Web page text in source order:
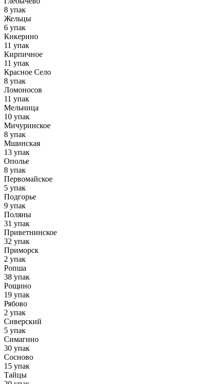
8 упак
Жельцы
6 упак
Кикерино
11 упак
Кирпичное
11 упак
Красное Село
8 упак
Ломоносов
11 упак
Мельница
10 упак
Мичуринское
8 упак
Мшинская
13 упак
Ополье
8 упак
Первомайское
5 упак
Подгорье
9 упак
Поляны
31 упак
Приветнинское
32 упак
Приморск
2 упак
Ропша
38 упак
Рощино
19 упак
Рябово
2 упак
Сиверский
5 упак
Симагино
30 упак
Сосново
15 упак
Тайцы